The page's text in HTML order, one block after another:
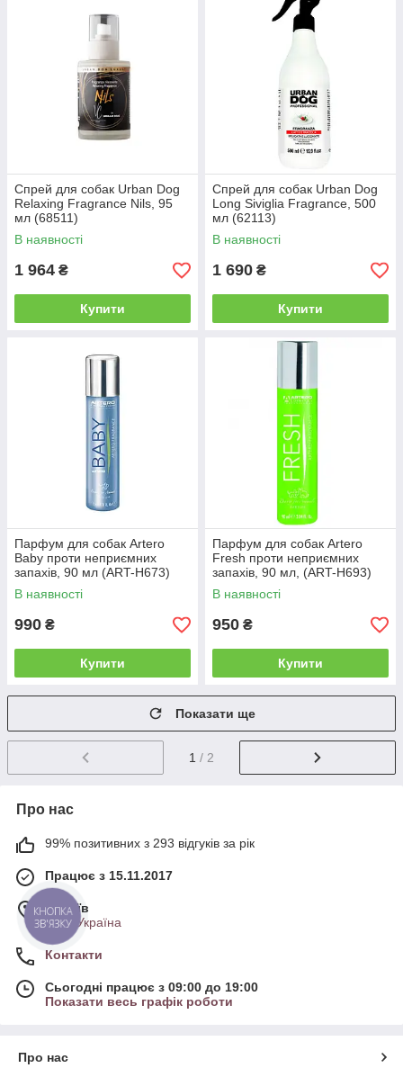
Спрей для собак Urban Dog
Relaxing Fragrance Nils, 95
мл (68511)
В наявності
1 964 ₴
Купити
Спрей для собак Urban Dog
Long Siviglia Fragrance, 500
мл (62113)
В наявності
1 690 ₴
Купити
Парфум для собак Artero
Baby проти неприємних
запахів, 90 мл (ART-H673)
В наявності
990 ₴
Купити
Парфум для собак Artero
Fresh проти неприємних
запахів, 90 мл, (ART-H693)
В наявності
950 ₴
Купити
Показати ще
1 / 2
Про нас
99% позитивних з 293 відгуків за рік
Працює з 15.11.2017
м. Київ
Київ, Україна
Контакти
Сьогодні працює з 09:00 до 19:00
Показати весь графік роботи
Про нас
КНОПКА
ЗВ'ЯЗКУ